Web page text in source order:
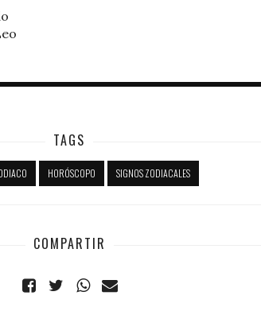
TAGS
HORÓSCOPO SIGNOS ZODIACALES
COMPARTIR